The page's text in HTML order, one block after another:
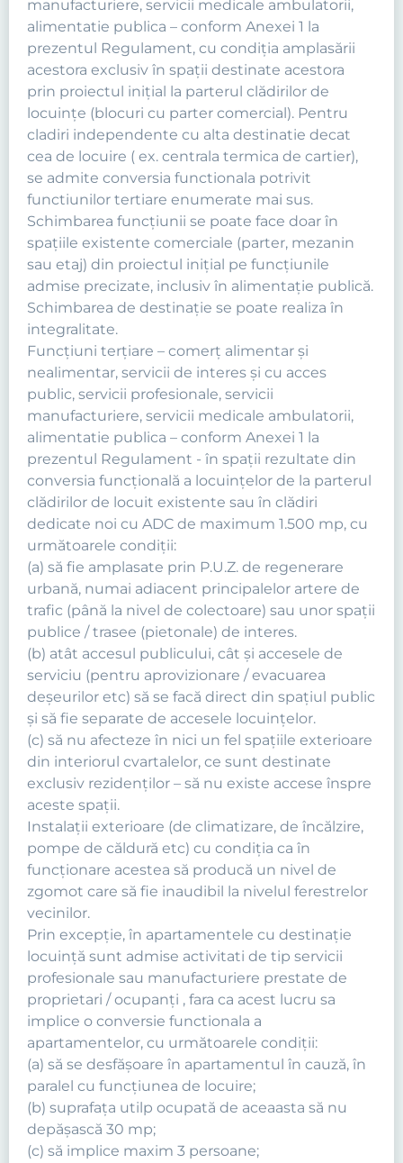
manufacturiere, servicii medicale ambulatorii,
alimentatie publica – conform Anexei 1 la
prezentul Regulament, cu condiţia amplasării
acestora exclusiv în spaţii destinate acestora
prin proiectul iniţial la parterul clădirilor de
locuinţe (blocuri cu parter comercial). Pentru
cladiri independente cu alta destinatie decat
cea de locuire ( ex. centrala termica de cartier),
se admite conversia functionala potrivit
functiunilor tertiare enumerate mai sus.
Schimbarea funcțiunii se poate face doar în
spațiile existente comerciale (parter, mezanin
sau etaj) din proiectul inițial pe funcțiunile
admise precizate, inclusiv în alimentație publică.
Schimbarea de destinație se poate realiza în
integralitate.
Funcţiuni terţiare – comerţ alimentar şi
nealimentar, servicii de interes şi cu acces
public, servicii profesionale, servicii
manufacturiere, servicii medicale ambulatorii,
alimentatie publica – conform Anexei 1 la
prezentul Regulament - în spaţii rezultate din
conversia funcţională a locuinţelor de la parterul
clădirilor de locuit existente sau în clădiri
dedicate noi cu ADC de maximum 1.500 mp, cu
următoarele condiţii:
(a) să fie amplasate prin P.U.Z. de regenerare
urbană, numai adiacent principalelor artere de
trafic (până la nivel de colectoare) sau unor spaţii
publice / trasee (pietonale) de interes.
(b) atât accesul publicului, cât şi accesele de
serviciu (pentru aprovizionare / evacuarea
deşeurilor etc) să se facă direct din spaţiul public
şi să fie separate de accesele locuinţelor.
(c) să nu afecteze în nici un fel spaţiile exterioare
din interiorul cvartalelor, ce sunt destinate
exclusiv rezidenţilor – să nu existe accese înspre
aceste spaţii.
Instalaţii exterioare (de climatizare, de încălzire,
pompe de căldură etc) cu condiţia ca în
funcţionare acestea să producă un nivel de
zgomot care să fie inaudibil la nivelul ferestrelor
vecinilor.
Prin excepție, în apartamentele cu destinație
locuință sunt admise activitati de tip servicii
profesionale sau manufacturiere prestate de
proprietari / ocupanți , fara ca acest lucru sa
implice o conversie functionala a
apartamentelor, cu următoarele condiții:
(a) să se desfășoare în apartamentul în cauză, în
paralel cu funcțiunea de locuire;
(b) suprafața utilp ocupată de aceaasta să nu
depășască 30 mp;
(c) să implice maxim 3 persoane;